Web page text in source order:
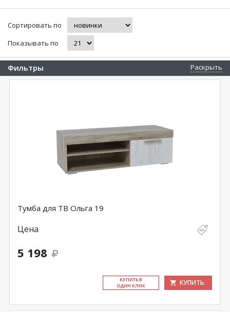
Сортировать по
Показывать по
Фильтры Раскрыть
Тумба для ТВ Ольга 19
Цена
5 198
КУ­ПИТЬ В
ОДИН КЛИК
КУПИТЬ